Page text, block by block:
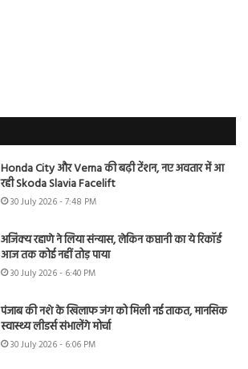
Honda City और Verna की बढ़ी टेंशन, नए अवतार में आ
रही Skoda Slavia Facelift
30 July 2026 - 7:48 PM
अजिंक्य रहाणे ने लिया संन्यास, लेकिन कप्तानी का ये रिकॉर्ड
आज तक कोई नहीं तोड़ पाया
30 July 2026 - 6:40 PM
पंजाब की नशे के खिलाफ जंग को मिली नई ताकत, मानसिक
स्वास्थ्य लीडर्स संभालेंगे मोर्चा
30 July 2026 - 6:06 PM